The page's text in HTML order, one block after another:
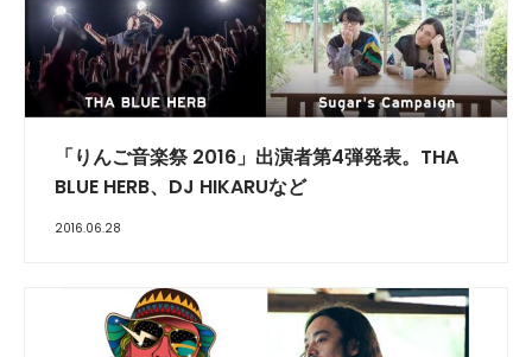
「りんご音楽祭 2016」出演者第4弾発表。THA
BLUE HERB、DJ HIKARUなど
2016.06.28